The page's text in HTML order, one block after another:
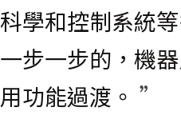
科學和控制系統
一步一步的，機
用功能過渡。 ”